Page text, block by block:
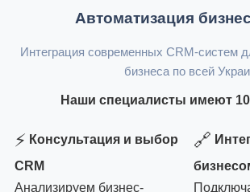
Автоматизация
Интеграция современных CRM-систем
бизнеса по всей
Наши специалисты имеют
⚡ Консультация и выбор
CRM
Анализируем бизнес-
🔗